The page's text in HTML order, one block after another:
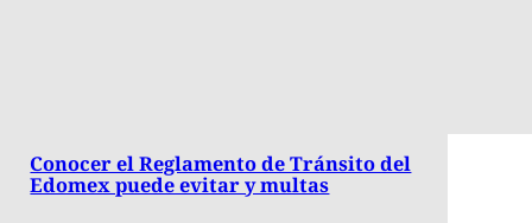
Conocer el Reglamento de Tránsito del
Edomex puede evitar y multas